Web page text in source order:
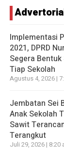
Implementasi
2021, DPRD
Segera
Tiap Sekolah
Agustus 4, 2026 |
Jembatan Sei
Anak Sekolah
Sawit
Terangkut
Juli 29, 2026 | 8:20